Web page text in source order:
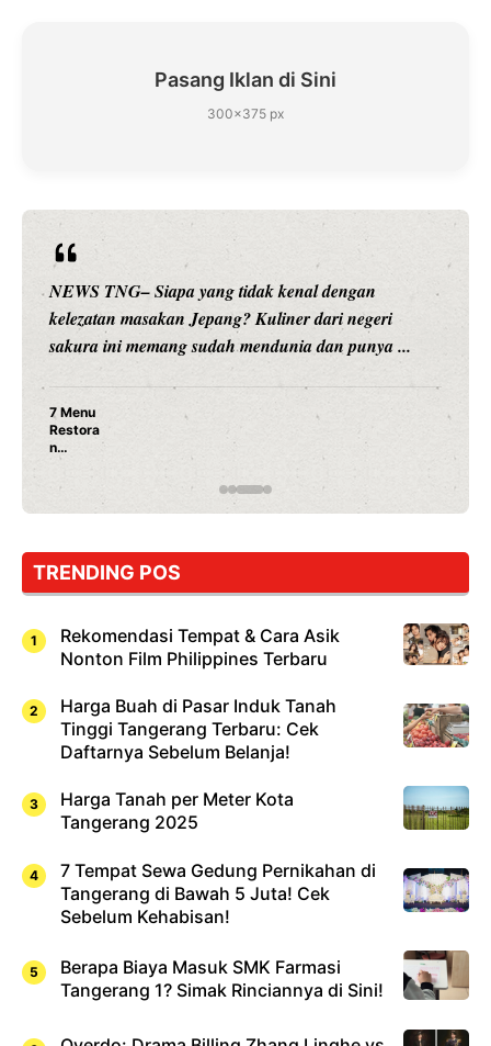
Pasang Iklan di Sini
300×375 px
NEWS TNG– Siapa yang tidak kenal dengan
kelezatan masakan Jepang? Kuliner dari negeri
sakura ini memang sudah mendunia dan punya ...
7 Menu
Restora
n
Jepang
yang
Dicoba,
Cuma
Sushi!
TRENDING POS
Rekomendasi Tempat & Cara Asik
Nonton Film Philippines Terbaru
Harga Buah di Pasar Induk Tanah
Tinggi Tangerang Terbaru: Cek
Daftarnya Sebelum Belanja!
Harga Tanah per Meter Kota
Tangerang 2025
7 Tempat Sewa Gedung Pernikahan di
Tangerang di Bawah 5 Juta! Cek
Sebelum Kehabisan!
Berapa Biaya Masuk SMK Farmasi
Tangerang 1? Simak Rinciannya di Sini!